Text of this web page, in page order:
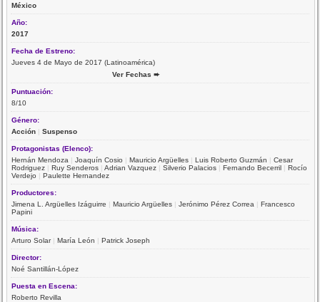
México
Año:
2017
Fecha de Estreno:
Jueves 4 de Mayo de 2017 (Latinoamérica)
Ver Fechas ➨
Puntuación:
8/10
Género:
Acción |Suspenso
Protagonistas (Elenco):
Hernán Mendoza |Joaquín Cosio |Mauricio Argüelles |Luis Roberto Guzmán |Cesar
Rodriguez |Ruy Senderos |Adrian Vazquez |Silverio Palacios |Fernando Becerril |Rocío
Verdejo |Paulette Hernandez
Productores:
Jimena L. Argüelles Izáguirre |Mauricio Argüelles |Jerónimo Pérez Correa |Francesco
Papini
Música:
Arturo Solar|María León |Patrick Joseph
Director:
Noé Santillán-López
Puesta en Escena:
Roberto Revilla